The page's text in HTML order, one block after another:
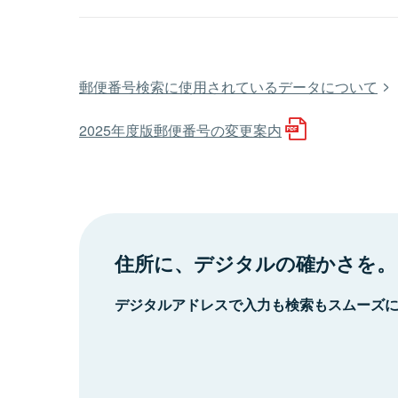
郵便番号検索に使用されているデータについて
2025年度版郵便番号の変更案内
住所に、デジタルの確かさを。
デジタルアドレスで入力も検索もスムーズ